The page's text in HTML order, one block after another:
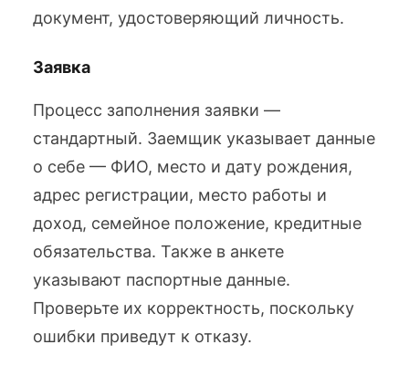
документ, удостоверяющий личность.
Заявка
Процесс заполнения заявки —
стандартный. Заемщик указывает данные
о себе — ФИО, место и дату рождения,
адрес регистрации, место работы и
доход, семейное положение, кредитные
обязательства. Также в анкете
указывают паспортные данные.
Проверьте их корректность, поскольку
ошибки приведут к отказу.